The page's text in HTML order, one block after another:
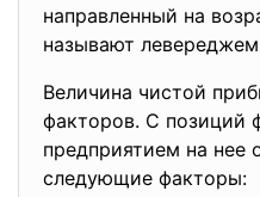
направленный на
называют
Величина чистой
факторов. С позиций
предприятием на нее
следующие факторы: